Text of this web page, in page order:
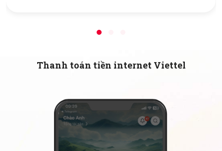
Thanh toán tiền internet Viettel